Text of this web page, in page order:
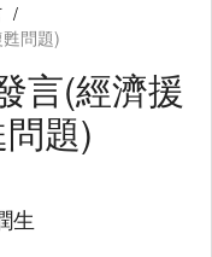
/
問題)
言(經濟援
題)
生